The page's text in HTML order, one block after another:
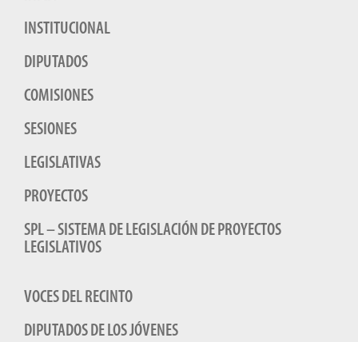
INSTITUCIONAL
DIPUTADOS
COMISIONES
SESIONES
LEGISLATIVAS
PROYECTOS
SPL – SISTEMA DE LEGISLACIÓN DE PROYECTOS
LEGISLATIVOS
VOCES DEL RECINTO
DIPUTADOS DE LOS JÓVENES